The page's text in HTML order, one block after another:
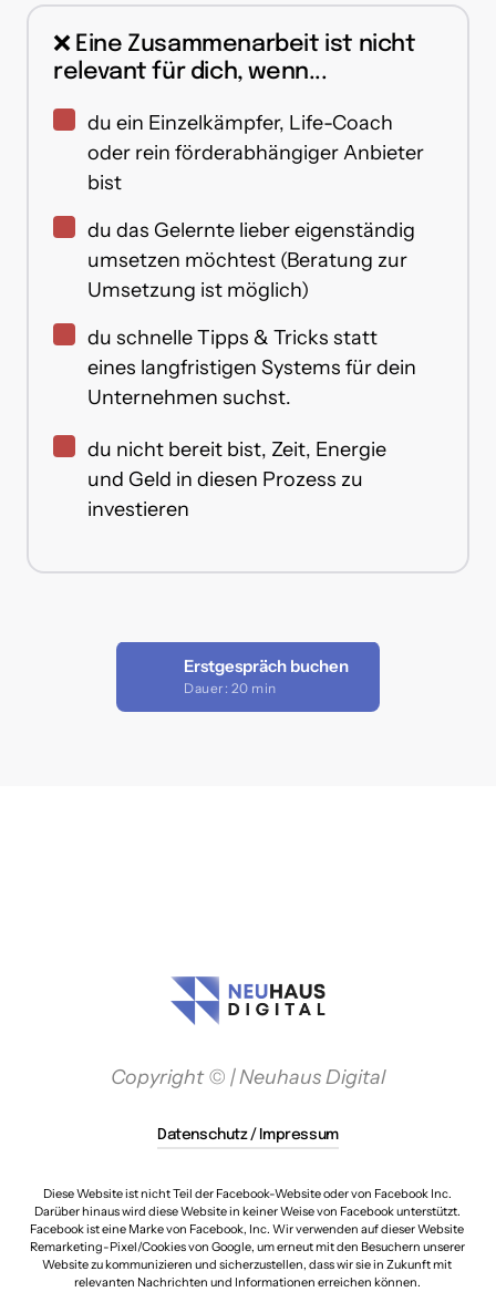
❌ Eine Zusammenarbeit ist nicht
relevant für dich, wenn...
du ein Einzelkämpfer, Life-Coach
oder rein förderabhängiger Anbieter
bist
du das Gelernte lieber eigenständig
umsetzen möchtest (Beratung zur
Umsetzung ist möglich)
du schnelle Tipps & Tricks statt
eines langfristigen Systems für dein
Unternehmen suchst.
du nicht bereit bist, Zeit, Energie
und Geld in diesen Prozess zu
investieren
Erstgespräch buchen
Dauer: 20 min
Copyright © | Neuhaus Digital
Datenschutz / Impressum
Diese Website ist nicht Teil der Facebook-Website oder von Facebook Inc.
Darüber hinaus wird diese Website in keiner Weise von Facebook unterstützt.
Facebook ist eine Marke von Facebook, Inc. Wir verwenden auf dieser Website
Remarketing-Pixel/Cookies von Google, um erneut mit den Besuchern unserer
Website zu kommunizieren und sicherzustellen, dass wir sie in Zukunft mit
relevanten Nachrichten und Informationen erreichen können.